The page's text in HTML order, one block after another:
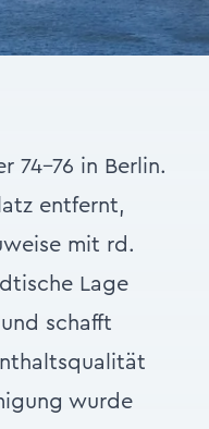
74–76 in Berlin.
entfernt,
mit rd.
Lage
schafft
wurde